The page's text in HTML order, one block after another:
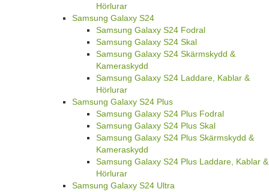
Hörlurar
Samsung Galaxy S24
Samsung Galaxy S24 Fodral
Samsung Galaxy S24 Skal
Samsung Galaxy S24 Skärmskydd &
Kameraskydd
Samsung Galaxy S24 Laddare, Kablar &
Hörlurar
Samsung Galaxy S24 Plus
Samsung Galaxy S24 Plus Fodral
Samsung Galaxy S24 Plus Skal
Samsung Galaxy S24 Plus Skärmskydd &
Kameraskydd
Samsung Galaxy S24 Plus Laddare, Kablar &
Hörlurar
Samsung Galaxy S24 Ultra